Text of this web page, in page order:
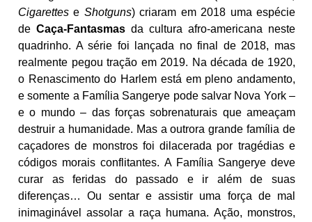
Cigarettes e Shotguns) criaram em 2018 uma espécie
de Caça-Fantasmas da cultura afro-americana neste
quadrinho. A série foi lançada no final de 2018, mas
realmente pegou tração em 2019. Na década de 1920,
o Renascimento do Harlem está em pleno andamento,
e somente a Família Sangerye pode salvar Nova York –
e o mundo – das forças sobrenaturais que ameaçam
destruir a humanidade. Mas a outrora grande família de
caçadores de monstros foi dilacerada por tragédias e
códigos morais conflitantes. A Família Sangerye deve
curar as feridas do passado e ir além de suas
diferenças… Ou sentar e assistir uma força de mal
inimaginável assolar a raça humana. Ação, monstros,